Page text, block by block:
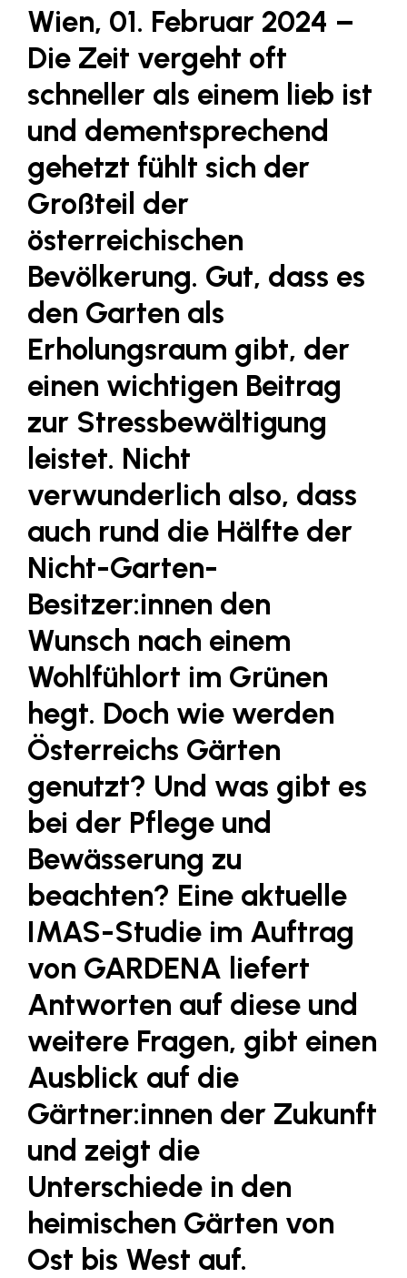
Fressnapf
FRoSTA
FV Energierohstoff & Kraftstoff
Gardena
Gas Connect Austria
GBV - Verband gemeinnütziger
Bauvereinigungen
Heimat Österreich
ikp
Johnson & Johnson
JELD-WEN DANA
kosaplaner
LAT Nitrogen
Libro
Lidl Österreich
Die Menü-Manufaktur
OMV
OptimaMed
PAGRO
PHH Rechtsanwält:innen
Primark
Salesforce
sebamed
SeneCura
Somfy
Sony DADC
SPIEGLTEC
STIHL Tirol
Trend Micro
TAG GmbH
VALETTA
Verband Druck Medien Österreich
Wirtschaftskammer Salzburg
Fahrzeugtechnik
WKS Fachgruppe Finanzdienstleister
Wien, 01. Februar 2024 –
Die Zeit vergeht oft
schneller als einem lieb ist
und dementsprechend
gehetzt fühlt sich der
Großteil der
österreichischen
Bevölkerung. Gut, dass es
den Garten als
Erholungsraum gibt, der
einen wichtigen Beitrag
zur Stressbewältigung
leistet. Nicht
verwunderlich also, dass
auch rund die Hälfte der
Nicht-Garten-
Besitzer:innen den
Wunsch nach einem
Wohlfühlort im Grünen
hegt. Doch wie werden
Österreichs Gärten
genutzt? Und was gibt es
bei der Pflege und
Bewässerung zu
beachten? Eine aktuelle
IMAS-Studie im Auftrag
von GARDENA liefert
Antworten auf diese und
weitere Fragen, gibt einen
Ausblick auf die
Gärtner:innen der Zukunft
und zeigt die
Unterschiede in den
heimischen Gärten von
Ost bis West auf.